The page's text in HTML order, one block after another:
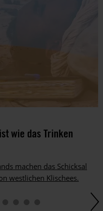
wie das Trinken
machen das Schicksal
westlichen Klischees.